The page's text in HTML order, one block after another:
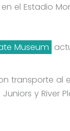
el Estadio
Museum
transporte al
y River